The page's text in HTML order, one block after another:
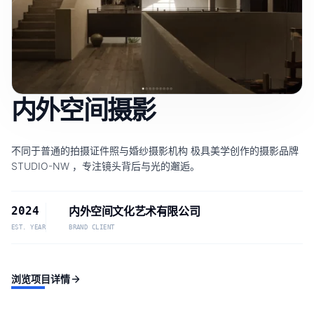
内外空间摄影
不同于普通的拍摄证件照与婚纱摄影机构 极具美学创作的摄影品牌
STUDIO-NW ，专注镜头背后与光的邂逅。
2024
EST. YEAR
内外空间文化艺术有限公司
BRAND CLIENT
浏览项目详情